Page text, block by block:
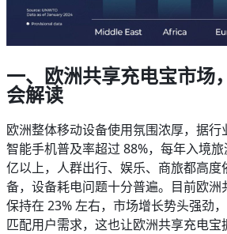
一、欧洲共享充电宝市场
会解读
欧洲整体移动设备使用氛围浓厚，据
智能手机普及率超过 88%，每年入境
亿以上，人群出行、娱乐、商旅都高度
备，设备耗电问题十分普遍。目前欧
保持在 23% 左右，市场增长势头强劲
匹配用户需求，这也让欧洲共享充电宝